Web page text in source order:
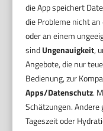
die App speichert
die Probleme nicht
oder an einem
sindUngenauigkeit,
Angebote, die nur
Bedienung, zur
Apps/Datenschutz.
Schätzungen.
Tageszeit oder